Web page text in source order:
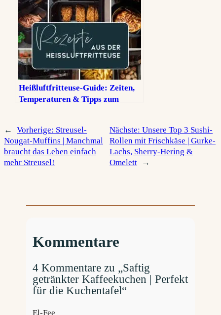
Heißluftfritteuse-Guide: Zeiten,
Temperaturen & Tipps zum
← Vorherige: Streusel-
Nougat-Muffins | Manchmal
braucht das Leben einfach
mehr Streusel!
Nächste:Unsere Top 3 Sushi-
Rollen mit Frischkäse | Gurke-
Lachs, Sherry-Hering &
Omelett
→
Kommentare
4 Kommentare zu „Saftig
getränkter Kaffeekuchen | Perfekt
für die Kuchentafel“
El-Fee